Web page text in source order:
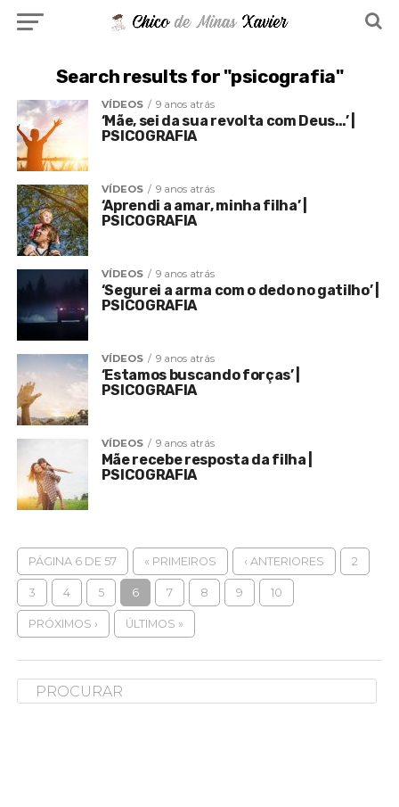
Search results for "psicografia"
VÍDEOS 9 anos atrás
‘Mãe, sei da sua revolta com Deus…’ |
PSICOGRAFIA
VÍDEOS 9 anos atrás
‘Aprendi a amar, minha filha’ |
PSICOGRAFIA
VÍDEOS 9 anos atrás
‘Segurei a arma com o dedo no gatilho’ |
PSICOGRAFIA
VÍDEOS 9 anos atrás
‘Estamos buscando forças’ |
PSICOGRAFIA
VÍDEOS 9 anos atrás
Mãe recebe resposta da filha |
PSICOGRAFIA
PÁGINA 6 DE 57 « PRIMEIROS ‹ ANTERIORES 2
3 4 5 6 7 8 9 10
PRÓXIMOS › ÚLTIMOS »